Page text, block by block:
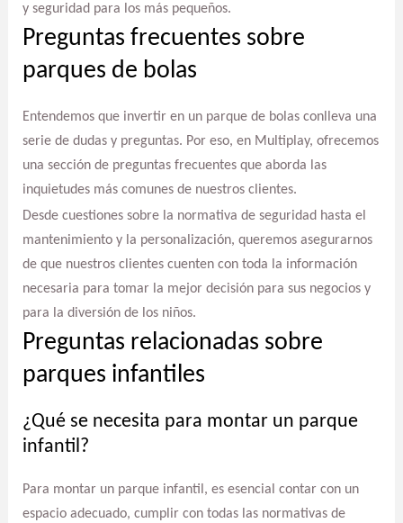
y seguridad para los más pequeños.
Preguntas frecuentes sobre
parques de bolas
Entendemos que invertir en un parque de bolas conlleva una
serie de dudas y preguntas. Por eso, en Multiplay, ofrecemos
una sección de preguntas frecuentes que aborda las
inquietudes más comunes de nuestros clientes.
Desde cuestiones sobre la normativa de seguridad hasta el
mantenimiento y la personalización, queremos asegurarnos
de que nuestros clientes cuenten con toda la información
necesaria para tomar la mejor decisión para sus negocios y
para la diversión de los niños.
Preguntas relacionadas sobre
parques infantiles
¿Qué se necesita para montar un parque
infantil?
Para montar un parque infantil, es esencial contar con un
espacio adecuado, cumplir con todas las normativas de